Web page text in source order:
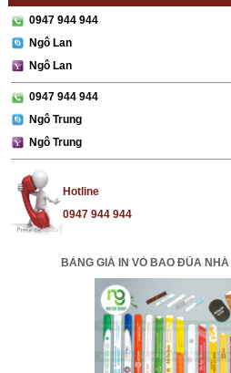
0947 944 944
Ngô Lan
Ngô Lan
0947 944 944
Ngô Trung
Ngô Trung
Hotline
0947 944 944
BẢNG GIÁ IN VỎ BAO ĐŨA